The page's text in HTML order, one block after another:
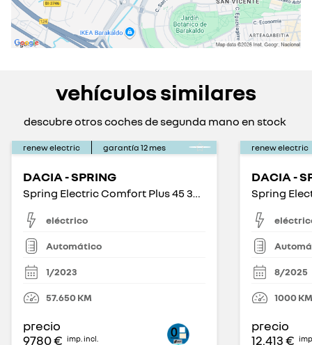
vehículos similares
descubre otros coches de segunda mano en stock
renew electric garantía 12 mes
DACIA - SPRING
Spring Electric Comfort Plus 45 33kW
eléctrico
Automático
1/2023
57.650KM
precio
9780 € imp. incl.
renew electric
DACIA -
Spring
8/2025
1000KM
precio
12.413 €